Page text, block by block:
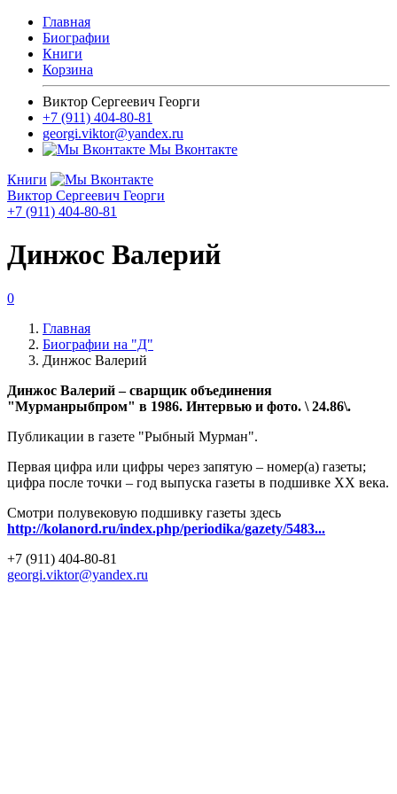
Главная
Биографии
Книги
Корзина
Виктор Сергеевич Георги
+7 (911) 404-80-81
georgi.viktor@yandex.ru
Мы Вконтакте
Книги
Виктор Сергеевич Георги
+7 (911) 404-80-81
Динжос Валерий
0
Главная
Биографии на "Д"
Динжос Валерий
Динжос Валерий – сварщик объединения
"Мурманрыбпром" в 1986. Интервью и фото. \ 24.86\.
Публикации в газете "Рыбный Мурман".
Первая цифра или цифры через запятую – номер(а) газеты;
цифра после точки – год выпуска газеты в подшивке ХХ века.
Смотри полувековую подшивку газеты здесь
http://kolanord.ru/index.php/periodika/gazety/5483...
+7 (911) 404-80-81
georgi.viktor@yandex.ru